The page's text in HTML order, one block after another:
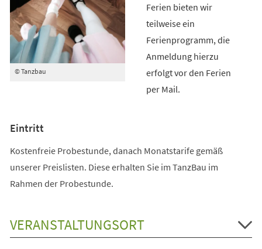
© Tanzbau
Ferien bieten wir
teilweise ein
Ferienprogramm, die
Anmeldung hierzu
erfolgt vor den Ferien
per Mail.
Eintritt
Kostenfreie Probestunde, danach Monatstarife gemäß
unserer Preislisten. Diese erhalten Sie im TanzBau im
Rahmen der Probestunde.
VERANSTALTUNGSORT